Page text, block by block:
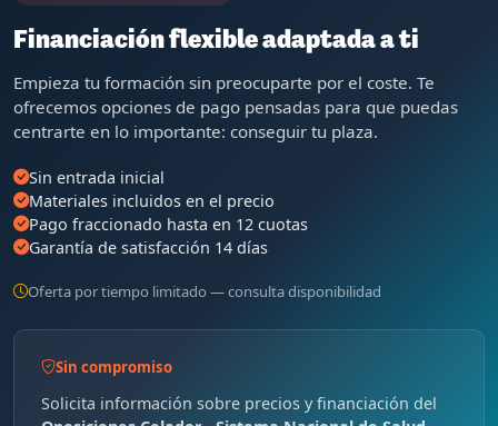
Financiación flexible adaptada a ti
Empieza tu formación sin preocuparte por el coste. Te
ofrecemos opciones de pago pensadas para que puedas
centrarte en lo importante: conseguir tu plaza.
Sin entrada inicial
Materiales incluidos en el precio
Pago fraccionado hasta en 12 cuotas
Garantía de satisfacción 14 días
Oferta por tiempo limitado — consulta disponibilidad
Sin compromiso
Solicita información sobre precios y financiación del